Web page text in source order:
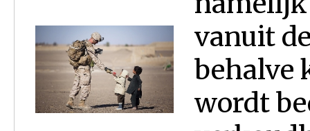
vanuit
behalve
wordt